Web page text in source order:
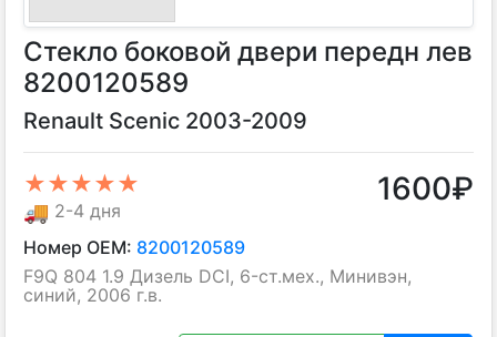
Стекло боковой двери передн лев
8200120589
Renault Scenic 2003-2009
★★★★★
🚚 2-4 дня
1600₽
Номер OEM: 8200120589
F9Q 804 1.9 Дизель DCI, 6-ст.мех., Минивэн,
синий, 2006 г.в.